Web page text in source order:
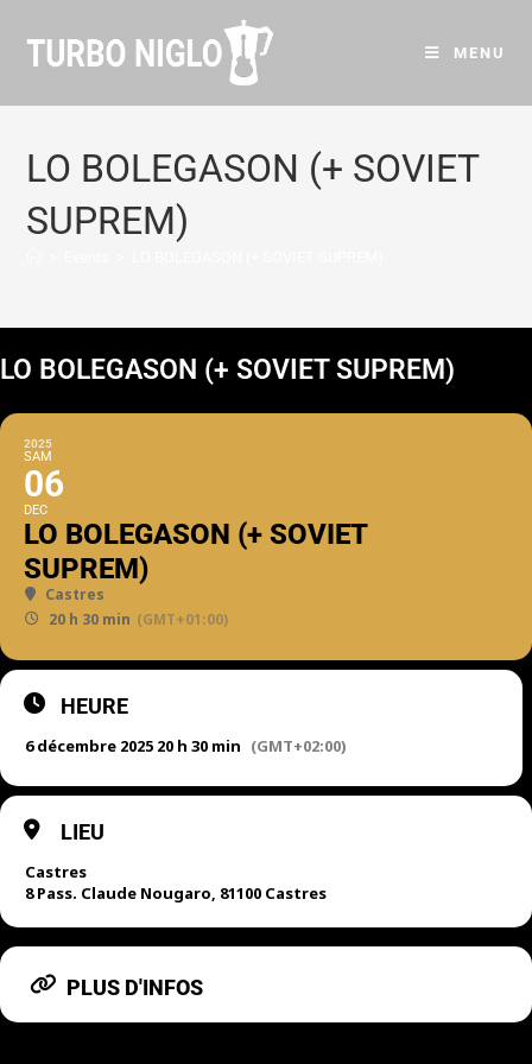
MENU
LO BOLEGASON (+ SOVIET
SUPREM)
LO BOLEGASON (+ SOVIET SUPREM)
2025
SAM
06
DEC
LO BOLEGASON (+ SOVIET
SUPREM)
Castres
20 h 30 min (GMT+01:00)
HEURE
6 décembre 2025 20 h 30 min (GMT+02:00)
LIEU
Castres
8 Pass. Claude Nougaro, 81100 Castres
PLUS D'INFOS